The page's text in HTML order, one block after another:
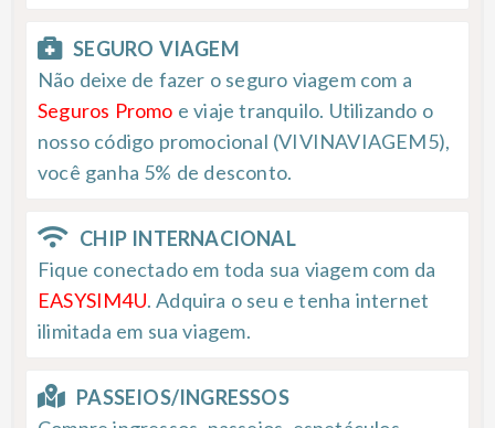
SEGURO VIAGEM
Não deixe de fazer o seguro viagem com a
Seguros Promo e viaje tranquilo. Utilizando o
nosso código promocional (VIVINAVIAGEM5),
você ganha 5% de desconto.
CHIP INTERNACIONAL
Fique conectado em toda sua viagem com da
EASYSIM4U. Adquira o seu e tenha internet
ilimitada em sua viagem.
PASSEIOS/INGRESSOS